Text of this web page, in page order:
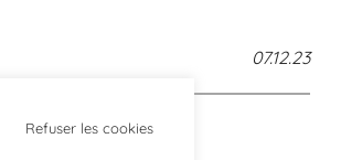
07.12.23
Refuser les cookies